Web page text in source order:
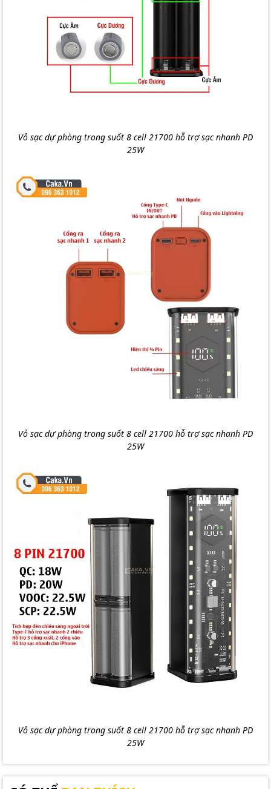
Vỏ sạc dự phòng trong suốt 8 cell 21700 hỗ trợ sạc nhanh PD
25W
Vỏ sạc dự phòng trong suốt 8 cell 21700 hỗ trợ sạc nhanh PD
25W
Vỏ sạc dự phòng trong suốt 8 cell 21700 hỗ trợ sạc nhanh PD
25W